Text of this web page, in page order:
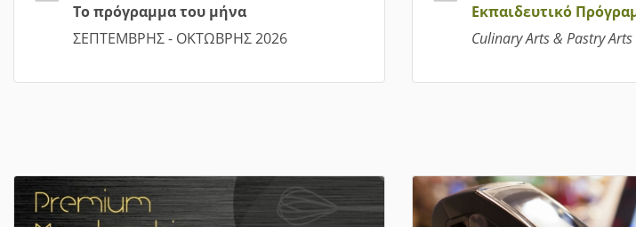
Το πρόγραμμα του μήνα
ΣΕΠΤΕΜΒΡΗΣ - ΟΚΤΩΒΡΗΣ 2026
Εκπαιδευτικό
Culinary Arts & Pastry Arts